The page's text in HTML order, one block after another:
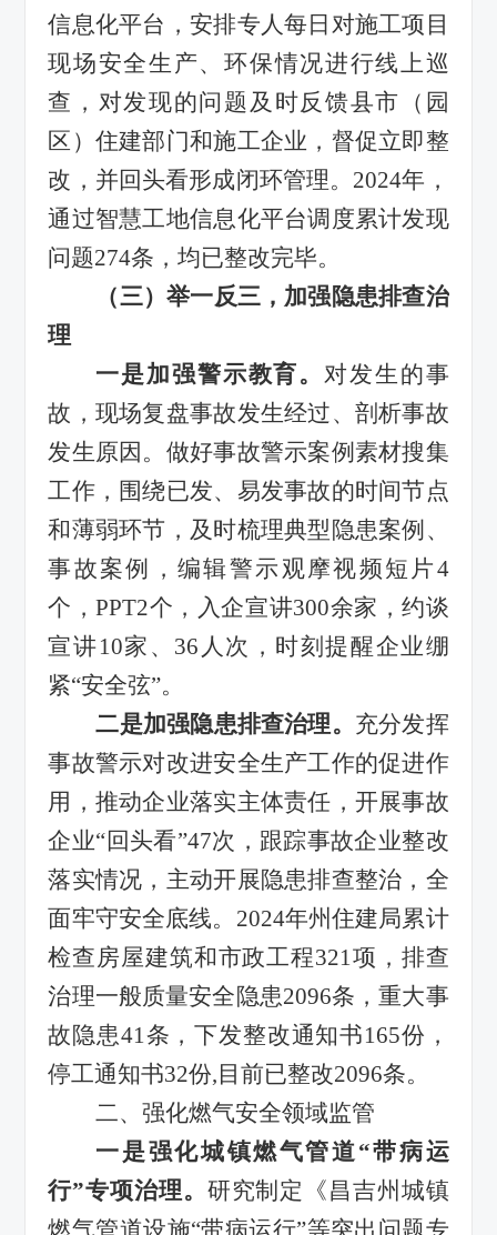
信息化平台，安排专人每日对施工项目
现场安全生产、环保情况进行线上巡
查，对发现的问题及时反馈县市（园
区）住建部门和施工企业 ，督促立即整
改，并回头看形成闭环管理。 2024年，
通过智慧工地信息化平台调度累计发现
问题274条，均已整改完毕。
（三）举一反三，加强隐患排查治
理
一是加强警示教育。对发生 的事
故，现场复盘事故发生经过、剖析事故
发生原因。做好事故警示案例素材搜集
工作，围绕已发、易发事故的时间节点
和薄弱环节，及时梳理典型隐患案例、
事故案例，编辑警示观摩视频短片4
个，PPT2个， 入企宣讲300余家，约谈
宣讲10家、 36 人次 ，时刻提醒企业绷
紧“安全弦”。
二是加强隐患排查治理。 充分发挥
事故警示对改进安全生产工作的促进作
用，推动企业落实主体责任，开展事故
企业“回头看”47次 ，跟踪事故企业整改
落实情况，主动开展隐患排查整治，全
面牢守安全底线。 2024年州住建局累计
检查房屋建筑和市政工程321项，排查
治理一般质量安全隐患2096条，重大事
故隐患41条，下发整改通知书165份，
停工通知书32份,目前已整改2096条。
二、强化燃气安全领域监管
一是强化城镇燃气管道“带病运
行”专项治理。 研究制定《昌吉州城镇
燃气管道设施“带病运行”等突出问题专